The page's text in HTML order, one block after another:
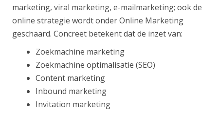
marketing, viral marketing, e-mailmarketing; ook de
online strategie wordt onder Online Marketing
geschaard. Concreet betekent dat de inzet van:
Zoekmachine marketing
Zoekmachine optimalisatie (SEO)
Content marketing
Inbound marketing
Invitation marketing